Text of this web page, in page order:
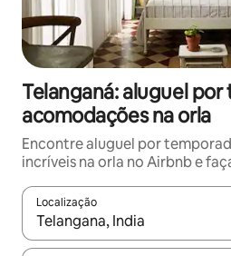
Telanganá: aluguel
acomodações na orla
Encontre aluguel por
incríveis na orla no Airbnb e
Localização
Quando os resultados